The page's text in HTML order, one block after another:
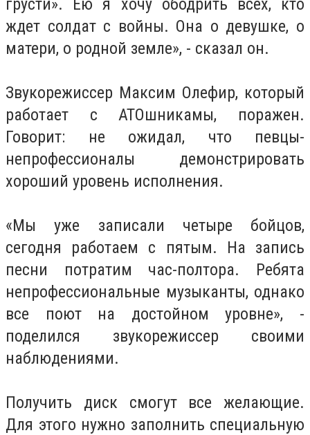
ждет солдат с войны. Она о девушке, о
матери, о родной земле», - сказал он.
Звукорежиссер Максим Олефир, который
работает с АТОшникамы, поражен.
Говорит: не ожидал, что певцы-
непрофессионалы демонстрировать
хороший уровень исполнения.
«Мы уже записали четыре бойцов,
сегодня работаем с пятым. На запись
песни потратим час-полтора. Ребята
непрофессиональные музыканты, однако
все поют на достойном уровне», -
поделился звукорежиссер своими
наблюдениями.
Получить диск смогут все желающие.
Для этого нужно заполнить специальную